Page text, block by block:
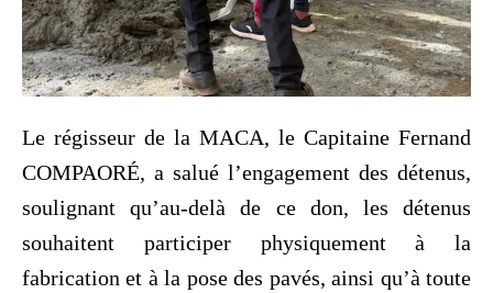
Le régisseur de la MACA, le Capitaine Fernand
COMPAORÉ, a salué l’engagement des détenus,
soulignant qu’au-delà de ce don, les détenus
souhaitent participer physiquement à la
fabrication et à la pose des pavés, ainsi qu’à toute